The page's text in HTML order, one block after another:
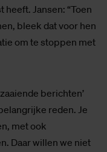
Jansen: “Toen
bleek dat voor hen
om te stoppen met
berichten’
reden. Je
met ook
Daar willen we niet